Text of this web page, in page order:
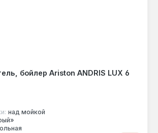
бойлер Ariston ANDRIS LUX 6
над мойкой